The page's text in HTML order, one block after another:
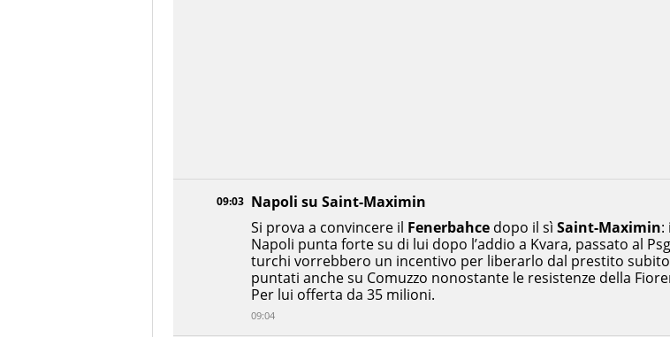
09:03 Napoli su Saint-Maximin
Si prova a convincere il Fenerbahcedopo il sì Saint-Maximin:
Napoli punta forte su di lui dopo l’addio a Kvara, passato al
turchi vorrebbero un incentivo per liberarlo dal prestito
puntati anche su Comuzzo nonostante le resistenze della
Per lui offerta da 35 milioni.
09:04